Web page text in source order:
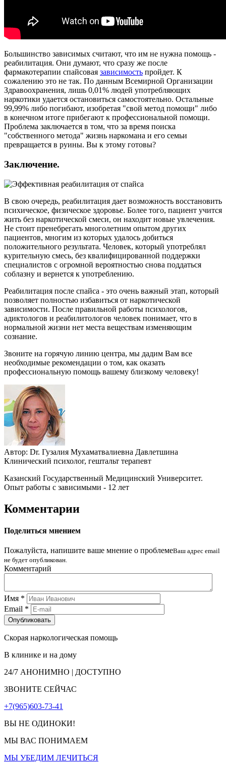
Большинство зависимых считают, что им не нужна помощь -
реабилитация. Они думают, что сразу же после
фармакотерапии спайсовая зависимость пройдет. К
сожалению это не так. По данным Всемирной Организации
Здравоохранения, лишь 0,01% людей употребляющих
наркотики удается остановиться самостоятельно. Остальные
99,99% либо погибают, изобретая "свой метод помощи" либо
в конечном итоге прибегают к профессиональной помощи.
Проблема заключается в том, что за время поиска
"собственного метода" жизнь наркомана и его семьи
превращается в руины. Вы к этому готовы?
Заключение.
В свою очередь, реабилитация дает возможность восстановить
психическое, физическое здоровье. Более того, пациент учится
жить без наркотической смеси, он находит новые увлечения.
Не стоит пренебрегать многолетним опытом других
пациентов, многим из которых удалось добиться
положительного результата. Человек, который употреблял
курительную смесь, без квалифицированной поддержки
специалистов с огромной вероятностью снова поддаться
соблазну и вернется к употреблению.
Реабилитация после спайса - это очень важный этап, который
позволяет полностью избавиться от наркотической
зависимости. После правильной работы психологов,
адиктологов и реабилитологов человек понимает, что в
нормальной жизни нет места веществам изменяющим
сознание.
Звоните на горячую линию центра, мы дадим Вам все
необходимые рекомендации о том, как оказать
профессиональную помощь вашему близкому человеку!
Автор: Dr. Гузалия Мухаматвалиевна Давлетшина
Клинический психолог, гештальт терапевт
Казанский Государственный Медицинский Университет.
Опыт работы с зависимыми - 12 лет
Комментарии
Поделиться мнением
Пожалуйста, напишите ваше мнение о проблемеВаш адрес email
не будет опубликован.
Комментарий
Имя *
Email *
Скорая наркологическая помощь
В клинике и на дому
24/7 АНОНИМНО | ДОСТУПНО
ЗВОНИТЕ СЕЙЧАС
+7(965)603-73-41
ВЫ НЕ ОДИНОКИ!
МЫ ВАС ПОНИМАЕМ
МЫ УБЕДИМ ЛЕЧИТЬСЯ